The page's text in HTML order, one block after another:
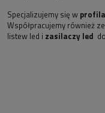
Specjalizujemy się w
Współpracujemy również
listew led i zasilaczy led